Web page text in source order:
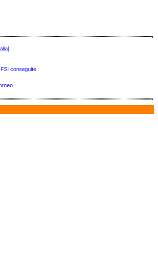
conseguite